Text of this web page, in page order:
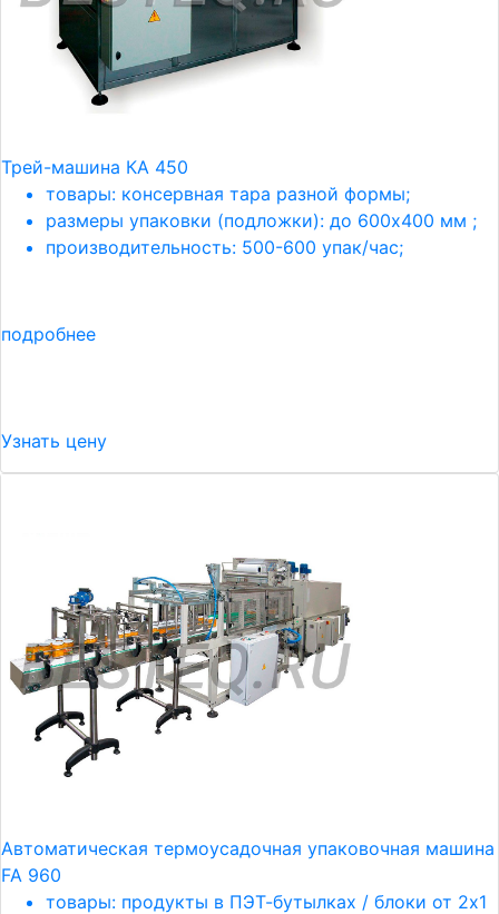
Трей-машина КА 450
товары: консервная тара разной формы;
размеры упаковки (подложки): до 600х400 мм ;
производительность: 500-600 упак/час;
подробнее
Узнать цену
Автоматическая термоусадочная упаковочная машина
FA 960
товары: продукты в ПЭТ-бутылках / блоки от 2х1